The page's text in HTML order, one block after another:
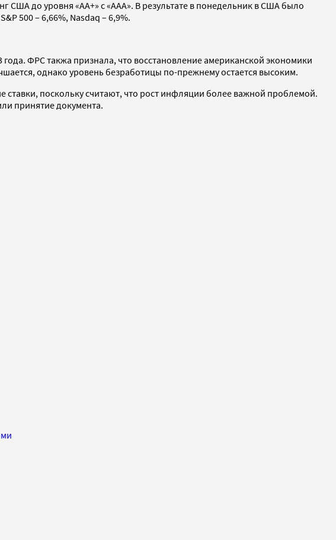
США до уровня «АА+» с «ААА». В результате в понедельник в США было
500 – 6,66%, Nasdaq – 6,9%.
ФРС такжа признала, что восстановление американской экономики
однако уровень безработицы по-прежнему остается высоким.
поскольку считают, что рост инфляции более важной проблемой.
принятие документа.